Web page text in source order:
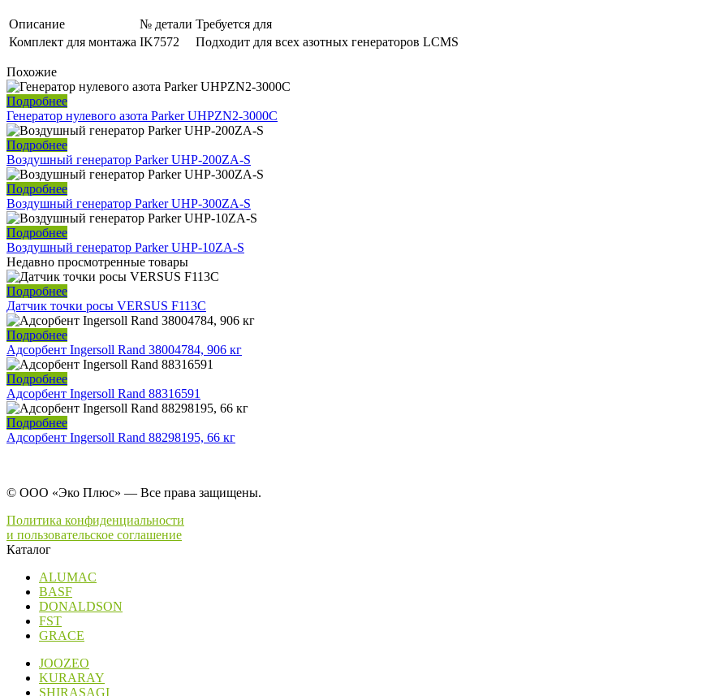
Описание № детали Требуется для
Комплект для монтажа IK7572 Подходит для всех азотных генераторов LCMS
Похожие
Подробнее
Генератор нулевого азота Parker UHPZN2-3000C
Подробнее
Воздушный генератор Parker UHP-200ZA-S
Подробнее
Воздушный генератор Parker UHP-300ZA-S
Подробнее
Воздушный генератор Parker UHP-10ZA-S
Недавно просмотренные товары
Подробнее
Датчик точки росы VERSUS F113C
Подробнее
Адсорбент Ingersoll Rand 38004784, 906 кг
Подробнее
Адсорбент Ingersoll Rand 88316591
Подробнее
Адсорбент Ingersoll Rand 88298195, 66 кг
© ООО «Эко Плюс» — Все права защищены.
Политика конфиденциальности
и пользовательское соглашение
Каталог
ALUMAC
BASF
DONALDSON
FST
GRACE
JOOZEO
KURARAY
SHIRASAGI